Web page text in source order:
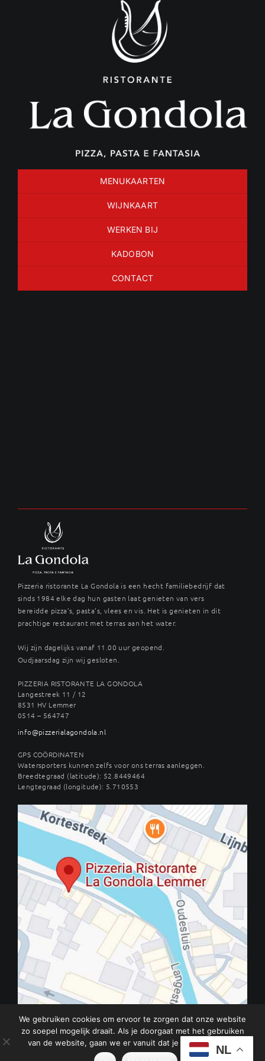
MENUKAARTEN
WIJNKAART
WERKEN BIJ
KADOBON
CONTACT
Pizzeria ristorante La Gondola is een hecht familiebedrijf dat
sinds 1984 elke dag hun gasten laat genieten van vers
bereidde pizza’s, pasta’s, vlees en vis. Het is genieten in dit
prachtige restaurant met terras aan het water.
Wij zijn dagelijks vanaf 11.00 uur geopend.
Oudjaarsdag zijn wij gesloten.
PIZZERIA RISTORANTE LA GONDOLA
Langestreek 11 / 12
8531 HV Lemmer
0514 – 564747
info@pizzerialagondola.nl
GPS COÖRDINATEN
Watersporters kunnen zelfs voor ons terras aanleggen.
Breedtegraad (latitude): 52.8449464
Lengtegraad (longitude): 5.710553
Privacy | Disclaimer | Over ons
NL
We gebruiken cookies om ervoor te zorgen dat onze website
zo soepel mogelijk draait. Als je doorgaat met het gebruiken
van de website, gaan we er vanuit dat je ermee instemt.